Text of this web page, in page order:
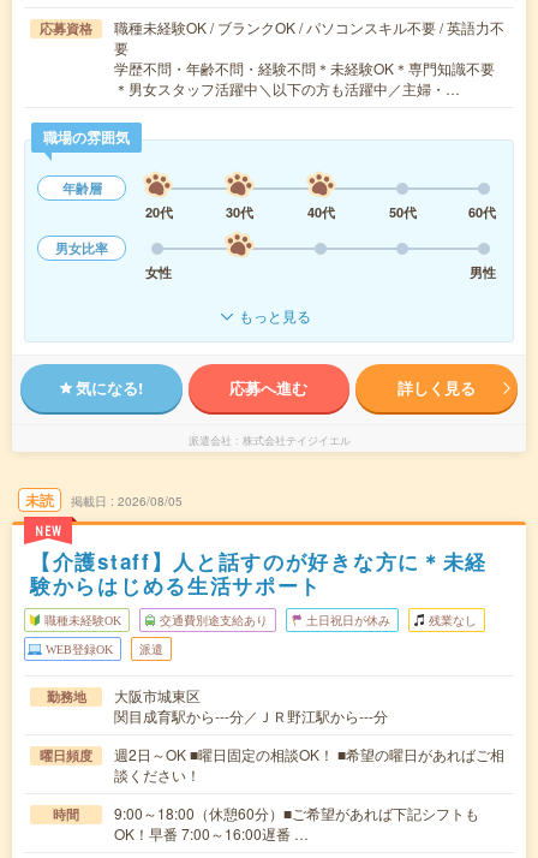
応募資格
職種未経験OK / ブランクOK / パソコンスキル不要 / 英語力不
要
学歴不問・年齢不問・経験不問＊未経験OK＊専門知識不要
＊男女スタッフ活躍中＼以下の方も活躍中／主婦・…
職場の雰囲気
年齢層
20代
30代 40代 50代
60代
男女比率
女性
男性
もっと見る
気になる! 応募へ進む 詳しく見る
派遣会社 株式会社テイジイエル
未読
NEW
掲載日 2026/08/05
【介護staff】人と話すのが好きな方に＊未経
験からはじめる生活サポート
職種未経験OK 交通費別途支給あり 土日祝日が休み 残業なし
WEB登録OK 派遣
勤務地
大阪市城東区
関目成育駅から---分／ＪＲ野江駅から---分
曜日頻度
週2日～OK ■曜日固定の相談OK！ ■希望の曜日があればご相
談ください！
時間
9:00～18:00（休憩60分）■ご希望があれば下記シフトも
OK！早番 7:00～16:00遅番 …